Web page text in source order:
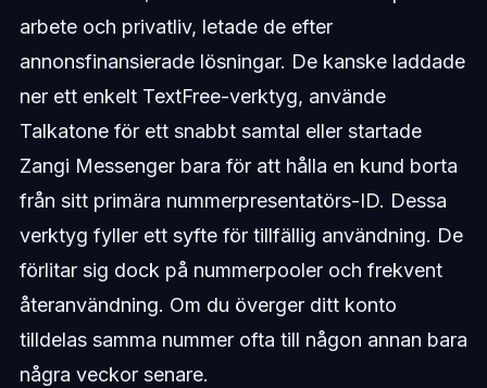
arbete och privatliv, letade de efter
annonsfinansierade lösningar. De kanske laddade
ner ett enkelt TextFree-verktyg, använde
Talkatone för ett snabbt samtal eller startade
Zangi Messenger bara för att hålla en kund borta
från sitt primära nummerpresentatörs-ID. Dessa
verktyg fyller ett syfte för tillfällig användning. De
förlitar sig dock på nummerpooler och frekvent
återanvändning. Om du överger ditt konto
tilldelas samma nummer ofta till någon annan bara
några veckor senare.